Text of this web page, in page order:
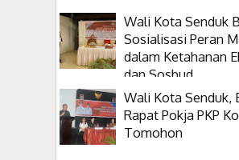
Wali Kota Senduk
Sosialisasi Peran
dalam Ketahanan
dan Sosbud
Wali Kota Senduk,
Rapat Pokja PKP
Tomohon